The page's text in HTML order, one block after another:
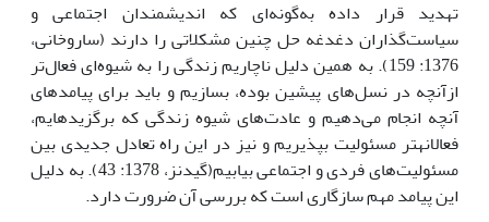
تهدید قرار داده به‌گونه‌ای که اندیشمندان اجتماعی و
سیاست‌گذاران دغدغه حل چنین مشکلاتی را دارند (ساروخانی،
1376: 159). به همین دلیل ناچاریم زندگی را به شیوه‌ای فعال‌تر
ازآنچه در نسل‌های پیشین بوده، بسازیم و باید برای پیامدهای
آنچه انجام می‌دهیم و عادت‌های شیوه زندگی که برگزیده­ایم،
فعالانه­تر مسئولیت بپذیریم و نیز در این راه تعادل جدیدی بین
مسئولیت‌های فردی و اجتماعی بیابیم­(گیدنز، 1378­­: 43). به دلیل
این پیامد مهم سازگاری است که بررسی آن ضرورت دارد.